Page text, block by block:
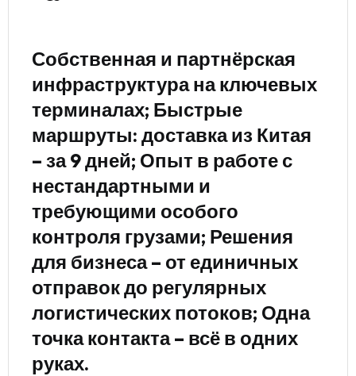
Собственная и партнёрская
инфраструктура на ключевых
терминалах; Быстрые
маршруты: доставка из Китая
– за 9 дней; Опыт в работе с
нестандартными и
требующими особого
контроля грузами; Решения
для бизнеса – от единичных
отправок до регулярных
логистических потоков; Одна
точка контакта – всё в одних
руках.